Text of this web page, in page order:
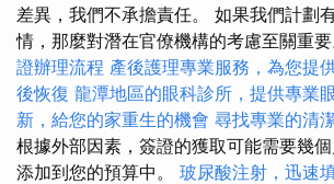
差異，我們不承擔責任。 如果我們計劃
情，那麼對潛在官僚機構的考慮至關重要
證辦理流程 產後護理專業服務，為您提
後恢復 龍潭地區的眼科診所，提供專業
新，給您的家重生的機會 尋找專業的清
根據外部因素，簽證的獲取可能需要幾
添加到您的預算中。 玻尿酸注射，迅速